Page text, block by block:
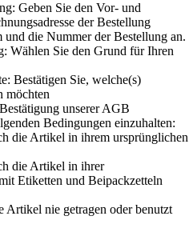
Geben Sie den Vor- und
der Bestellung
die Nummer der Bestellung an.
Wählen Sie den Grund für Ihren
Bestätigen Sie, welche(s)
möchten
unserer AGB
Bedingungen einzuhalten:
die Artikel in ihrem ursprünglichen
die Artikel in ihrer
Etiketten und Beipackzetteln
Artikel nie getragen oder benutzt